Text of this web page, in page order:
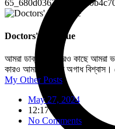
Doctors' Dialogue
আমরা ডাক্তার। কারও কাছে আমরা
কারও আমাদের প্রতি অগাধ বিশ্বাস।
My Other Posts
May 27, 2024
12:17 am
No Comments